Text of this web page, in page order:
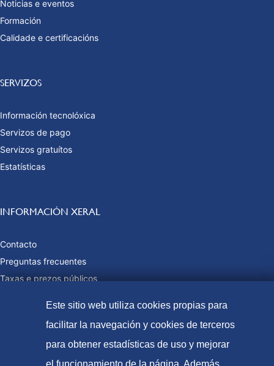
Noticias e eventos
Formación
Calidade e certificacións
SERVIZOS
Información tecnolóxica
Servizos de pago
Servizos gratuítos
Estatísticas
INFORMACIÓN XERAL
Contacto
Preguntas frecuentes
Taxas e prezos públicos
Este sitio web utiliza cookies propias para
facilitar la navegación y cookies de terceros
para obtener estadísticas de uso y mejorar
el funcionamiento de la página. Además,